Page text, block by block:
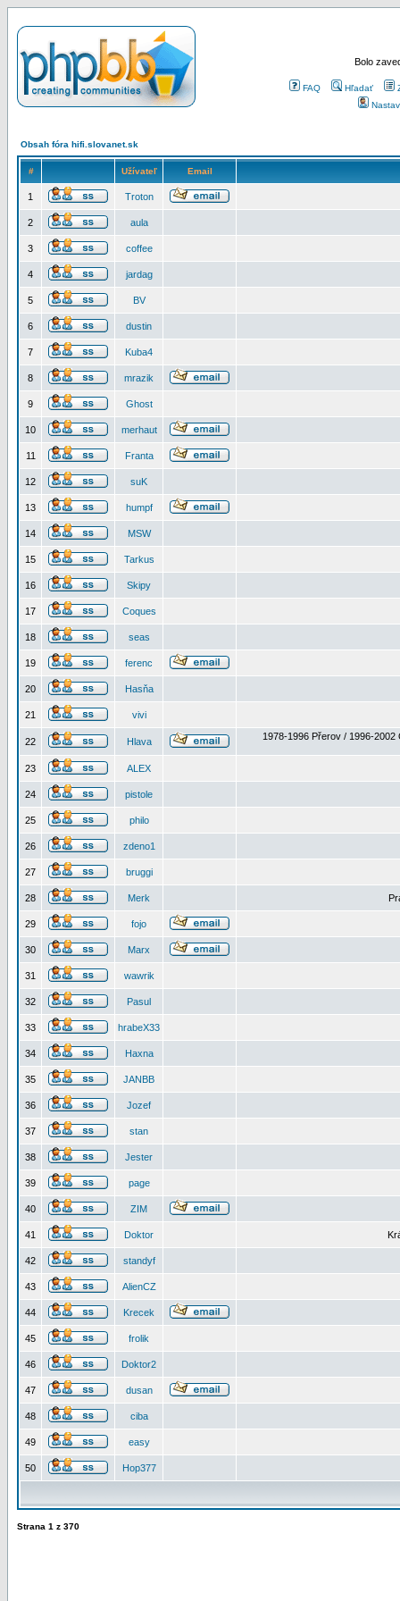
Bolo
FAQ Hľadať
Obsah fóra hifi.slovanet.sk
# Užívateľ Email
1 Troton
2 aula
3 coffee
4 jardag
5 BV
6 dustin
7 Kuba4
8 mrazik
9 Ghost
10 merhaut
11 Franta
12 suK
13 humpf
14 MSW
15 Tarkus
16 Skipy
17 Coques
18 seas
19 ferenc
20 Hasňa
21 vivi
22 Hlava 1978-1996 Přerov / 1996-2002
23 ALEX
24 pistole
25 philo
26 zdeno1
27 bruggi
28 Merk
29 fojo
30 Marx
31 wawrik
32 Pasul
33 hrabeX33
34 Haxna
35 JANBB
36 Jozef
37 stan
38 Jester
39 page
40 ZIM
41 Doktor
42 standyf
43 AlienCZ
44 Krecek
45 frolik
46 Doktor2
47 dusan
48 ciba
49 easy
50 Hop377
Strana 1 z 370